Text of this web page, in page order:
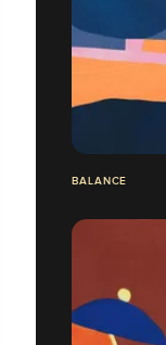
BALANCE